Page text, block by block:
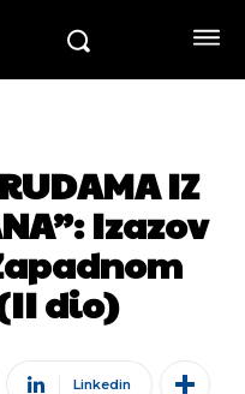
IZ
Izazov
dio)
Linkedin